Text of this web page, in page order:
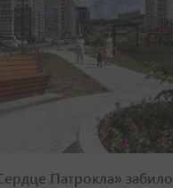
Патрокла»